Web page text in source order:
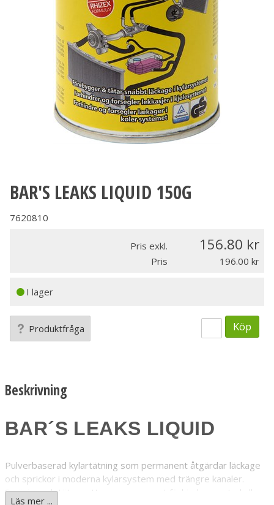
BAR'S LEAKS LIQUID 150G
7620810
Pris exkl. 156.80
Pris 196.00
I lager
Produktfråga Köp
Beskrivning
BAR´S LEAKS LIQUID
Pulverbaserad kylartätning som permanent åtgärdar läckage
och sprickor i moderna kylarsystem med trängre kanaler.
Smörjer och tätar vattenpumpen samt förhindrar rost-, kalk-
Läs mer ...